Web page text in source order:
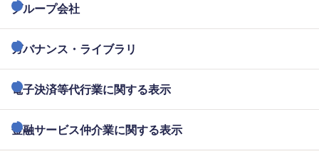
グループ会社
ガバナンス・ライブラリ
電子決済等代行業に関する表示
金融サービス仲介業に関する表示